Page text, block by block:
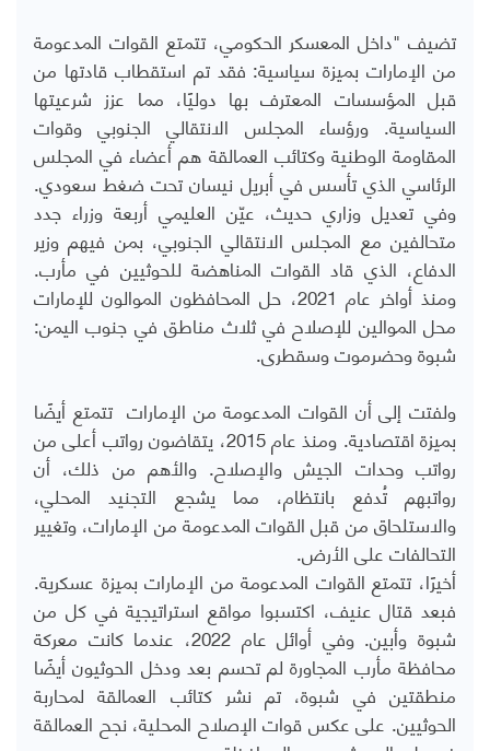
تضيف "داخل المعسكر الحكومي، تتمتع القوات المدعومة
من الإمارات بميزة سياسية: فقد تم استقطاب قادتها من
قبل المؤسسات المعترف بها دوليًا، مما عزز شرعيتها
السياسية. ورؤساء المجلس الانتقالي الجنوبي وقوات
المقاومة الوطنية وكتائب العمالقة هم أعضاء في المجلس
الرئاسي الذي تأسس في أبريل نيسان تحت ضغط سعودي.
وفي تعديل وزاري حديث، عيّن العليمي أربعة وزراء جدد
متحالفين مع المجلس الانتقالي الجنوبي، بمن فيهم وزير
الدفاع، الذي قاد القوات المناهضة للحوثيين في مأرب.
ومنذ أواخر عام 2021، حل المحافظون الموالون للإمارات
محل الموالين للإصلاح في ثلاث مناطق في جنوب اليمن:
شبوة وحضرموت وسقطرى.
ولفتت إلى أن القوات المدعومة من الإمارات تتمتع أيضًا
بميزة اقتصادية. ومنذ عام 2015، يتقاضون رواتب أعلى من
رواتب وحدات الجيش والإصلاح. والأهم من ذلك، أن
رواتبهم تُدفع بانتظام، مما يشجع التجنيد المحلي،
والاستلحاق من قبل القوات المدعومة من الإمارات، وتغيير
التحالفات على الأرض.
أخيرًا، تتمتع القوات المدعومة من الإمارات بميزة عسكرية.
فبعد قتال عنيف، اكتسبوا مواقع استراتيجية في كل من
شبوة وأبين. وفي أوائل عام 2022، عندما كانت معركة
محافظة مأرب المجاورة لم تحسم بعد ودخل الحوثيون أيضًا
منطقتين في شبوة، تم نشر كتائب العمالقة لمحاربة
الحوثيين. على عكس قوات الإصلاح المحلية، نجح العمالقة